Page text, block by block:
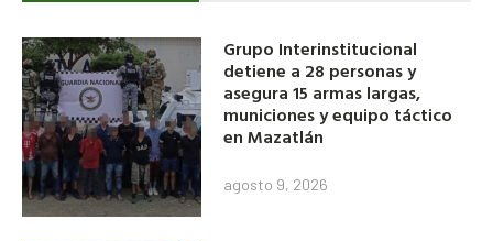
Grupo Interinstitucional
detiene a 28 personas y
asegura 15 armas largas,
municiones y equipo táctico
en Mazatlán
agosto 9, 2026